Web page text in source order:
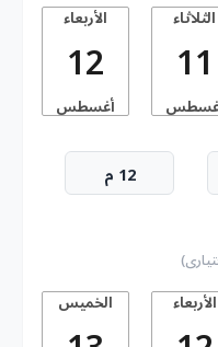
الثلاثاء
11
الأربعاء
12
أغسطس
12 م
الأربعاء الخميس